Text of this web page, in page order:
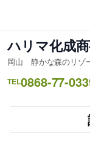
ス
キ
ッ
ハリマ化成
岡山 静かな森のリゾ
TEL0868-77-